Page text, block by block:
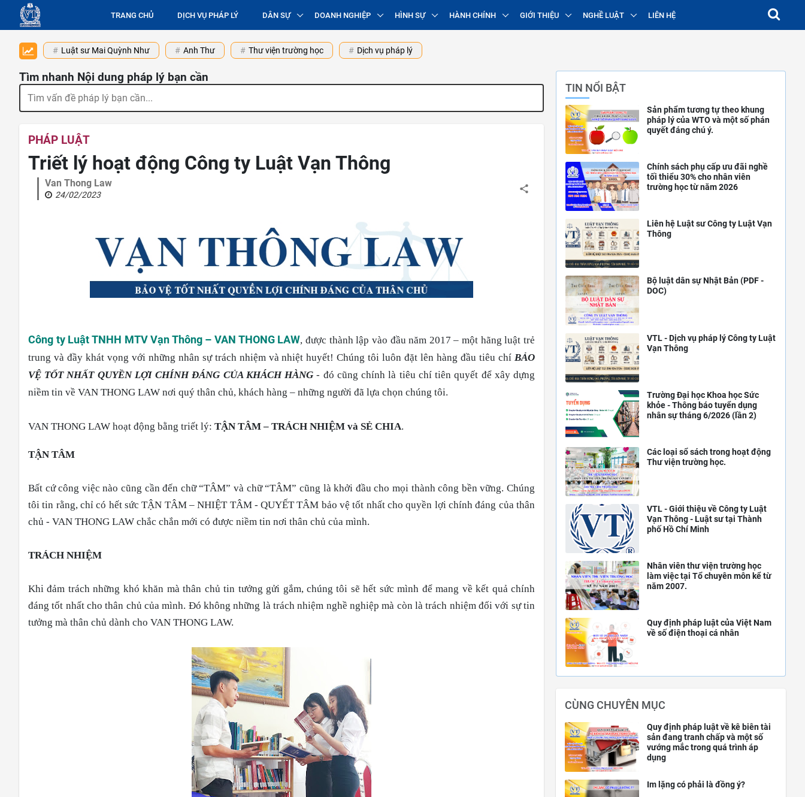
TRANG CHỦ DỊCH VỤ PHÁP LÝ DÂN SỰ DOANH NGHIỆP HÌNH SỰ HÀNH CHÍNH GIỚI THIỆU NGHỀ LUẬT LIÊN HỆ
Luật sư Mai Quỳnh Như Anh Thư Thư viện trường học Dịch vụ pháp lý
Tìm nhanh Nội dung pháp lý bạn cần
PHÁP LUẬT
Triết lý hoạt động Công ty Luật Vạn Thông
Van Thong Law
24/02/2023
Công ty Luật TNHH MTV Vạn Thông – VAN THONG LAW, được thành lập vào đầu năm 2017 – một hãng luật trẻ
trung và đầy khát vọng với những nhân sự trách nhiệm và nhiệt huyết! Chúng tôi luôn đặt lên hàng đầu tiêu chí BẢO
VỆ TỐT NHẤT QUYỀN LỢI CHÍNH ĐÁNG CỦA KHÁCH HÀNG - đó cũng chính là tiêu chí tiên quyết để xây dựng
niềm tin về VAN THONG LAW nơi quý thân chủ, khách hàng – những người đã lựa chọn chúng tôi.
VAN THONG LAW hoạt động bằng triết lý: TẬN TÂM – TRÁCH NHIỆM và SẺ CHIA.
TẬN TÂM
Bất cứ công việc nào cũng cần đến chữ “TÂM” và chữ “TÂM” cũng là khởi đầu cho mọi thành công bền vững. Chúng
tôi tin rằng, chỉ có hết sức TẬN TÂM – NHIỆT TÂM - QUYẾT TÂM bảo vệ tốt nhất cho quyền lợi chính đáng của thân
chủ - VAN THONG LAW chắc chắn mới có được niềm tin nơi thân chủ của mình.
TRÁCH NHIỆM
Khi đảm trách những khó khăn mà thân chủ tin tưởng gửi gắm, chúng tôi sẽ hết sức mình để mang về kết quả chính
đáng tốt nhất cho thân chủ của mình. Đó không những là trách nhiệm nghề nghiệp mà còn là trách nhiệm đối với sự tin
tưởng mà thân chủ dành cho VAN THONG LAW.
TIN NỔI BẬT
Sản phẩm tương tự theo khung
pháp lý của WTO và một số phán
quyết đáng chú ý.
Chính sách phụ cấp ưu đãi nghề
tối thiểu 30% cho nhân viên
trường học từ năm 2026
Liên hệ Luật sư Công ty Luật Vạn
Thông
Bộ luật dân sự Nhật Bản (PDF -
DOC)
VTL - Dịch vụ pháp lý Công ty Luật
Vạn Thông
Trường Đại học Khoa học Sức
khỏe - Thông báo tuyển dụng
nhân sự tháng 6/2026 (lần 2)
Các loại sổ sách trong hoạt động
Thư viện trường học.
VTL - Giới thiệu về Công ty Luật
Vạn Thông - Luật sư tại Thành
phố Hồ Chí Minh
Nhân viên thư viện trường học
làm việc tại Tổ chuyên môn kể từ
năm 2007.
Quy định pháp luật của Việt Nam
về số điện thoại cá nhân
CÙNG CHUYÊN MỤC
Quy định pháp luật về kê biên tài
sản đang tranh chấp và một số
vướng mắc trong quá trình áp
dụng
Im lặng có phải là đồng ý?